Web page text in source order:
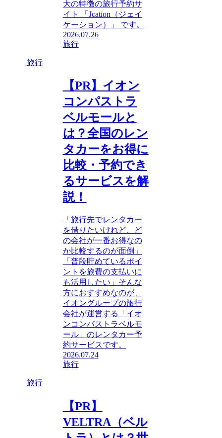
大の特徴の旅行予約サ
イト 「Jcation（ジェイ
ケーション）」 です。
2026.07.26
旅行
旅行
【PR】イオン
コンパストラ
ベルモールと
は？全国のレン
タカーをお得に
比較・予約でき
るサービスを解
説！
「旅行先でレンタカー
を借りたいけれど、ど
の会社が一番お得なの
か比較するのが面倒」
「普段貯めているポイ
ントを旅費の支払いに
も活用したい」そんな
方におすすめなのが、
イオングループの旅行
会社が運営する「イオ
ンコンパストラベルモ
ール」のレンタカー予
約サービスです。
2026.07.24
旅行
旅行
【PR】
VELTRA（ベル